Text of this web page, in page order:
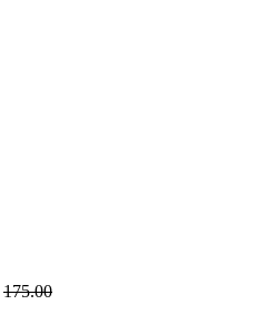
175.00